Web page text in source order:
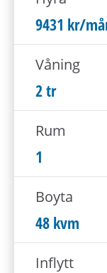
9431 kr/
Våning
2 tr
Rum
1
Boyta
48 kvm
Inflytt